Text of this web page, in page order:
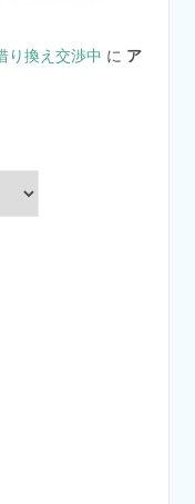
り換え交渉中 に ア